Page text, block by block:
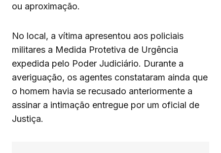
ou aproximação.
No local, a vítima apresentou aos policiais
militares a Medida Protetiva de Urgência
expedida pelo Poder Judiciário. Durante a
averiguação, os agentes constataram ainda que
o homem havia se recusado anteriormente a
assinar a intimação entregue por um oficial de
Justiça.